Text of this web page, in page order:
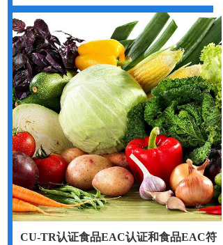
CU-TR认证食品EAC认证和食品EAC符